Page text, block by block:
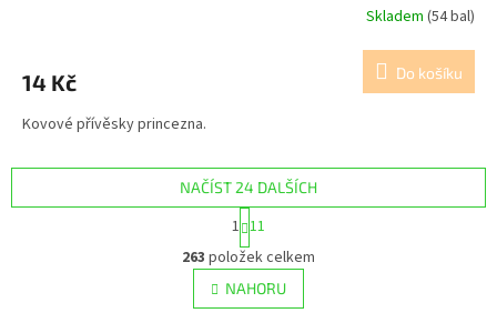
Skladem (54 bal)
14 Kč Do košíku
Kovové přívěsky princezna.
O
v
l
á
NAČÍST 24 DALŠÍCH
S
t
r
á
n
k
1 11
263 položek celkem
NAHORU